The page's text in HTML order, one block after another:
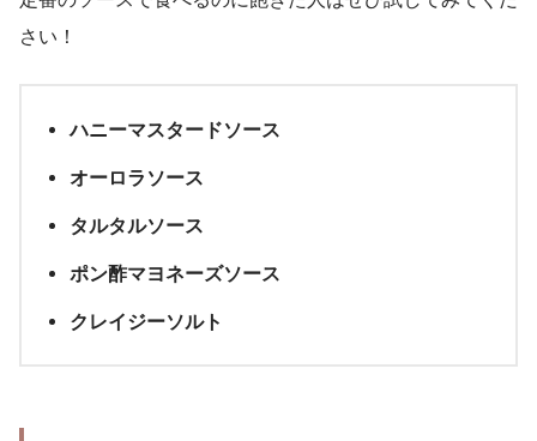
さい！
ハニーマスタードソース
オーロラソース
タルタルソース
ポン酢マヨネーズソース
クレイジーソルト